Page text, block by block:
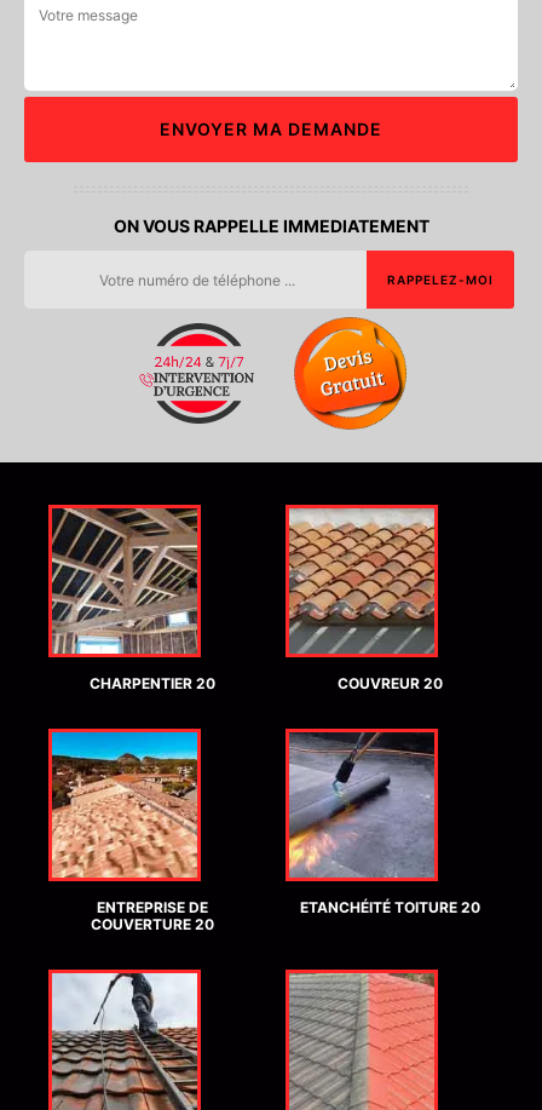
ON VOUS RAPPELLE IMMEDIATEMENT
CHARPENTIER 20 COUVREUR 20
ENTREPRISE DE
COUVERTURE 20
ETANCHÉITÉ TOITURE 20